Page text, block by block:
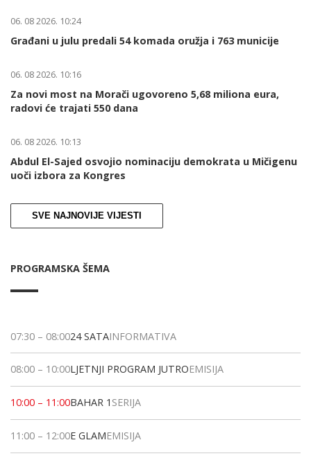
06. 08 2026. 10:24
Građani u julu predali 54 komada oružja i 763 municije
06. 08 2026. 10:16
Za novi most na Morači ugovoreno 5,68 miliona eura,
radovi će trajati 550 dana
06. 08 2026. 10:13
Abdul El-Sajed osvojio nominaciju demokrata u Mičigenu
uoči izbora za Kongres
SVE NAJNOVIJE VIJESTI
PROGRAMSKA ŠEMA
07:30 – 08:0024 SATAINFORMATIVA
08:00 – 10:00LJETNJI PROGRAM JUTROEMISIJA
10:00 – 11:00BAHAR 1 SERIJA
11:00 – 12:00E GLAMEMISIJA